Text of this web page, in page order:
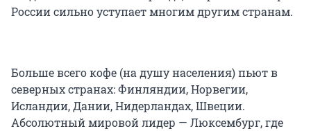
России сильно уступает многим другим странам.
Больше всего кофе (на душу населения) пьют в
северных странах: Финляндии, Норвегии,
Исландии, Дании, Нидерландах, Швеции.
Абсолютный мировой лидер — Люксембург, где